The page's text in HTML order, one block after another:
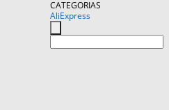
CATEGORIAS
AliExpress